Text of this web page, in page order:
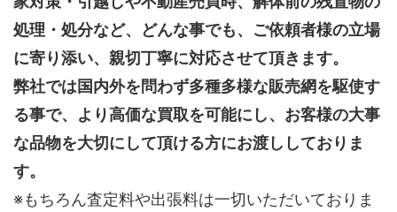
処理・処分など、どんな事でも、 ご依頼者様の立場
に寄り添い、親切丁寧に対応させて頂きます。
弊社では国内外を問わず多種多様な販売網を駆使す
る事で、より高価な買取を可能にし、お客様の大事
な品物を大切にして頂ける方にお渡ししておりま
す。
※もちろん査定料や出張料は一切いただいておりま